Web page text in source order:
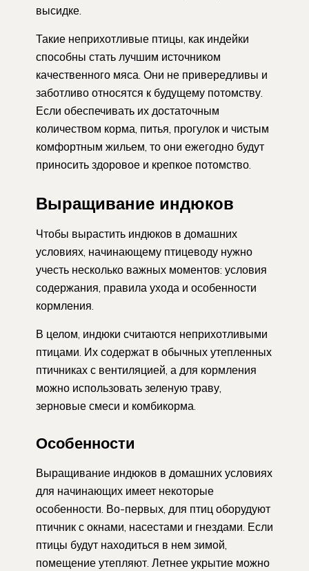
высидке.
Такие неприхотливые птицы, как индейки
способны стать лучшим источником
качественного мяса. Они не привередливы и
заботливо относятся к будущему потомству.
Если обеспечивать их достаточным
количеством корма, питья, прогулок и чистым
комфортным жильем, то они ежегодно будут
приносить здоровое и крепкое потомство.
Выращивание индюков
Чтобы вырастить индюков в домашних
условиях, начинающему птицеводу нужно
учесть несколько важных моментов: условия
содержания, правила ухода и особенности
кормления.
В целом, индюки считаются неприхотливыми
птицами. Их содержат в обычных утепленных
птичниках с вентиляцией, а для кормления
можно использовать зеленую траву,
зерновые смеси и комбикорма.
Особенности
Выращивание индюков в домашних условиях
для начинающих имеет некоторые
особенности. Во-первых, для птиц оборудуют
птичник с окнами, насестами и гнездами. Если
птицы будут находиться в нем зимой,
помещение утепляют. Летнее укрытие можно